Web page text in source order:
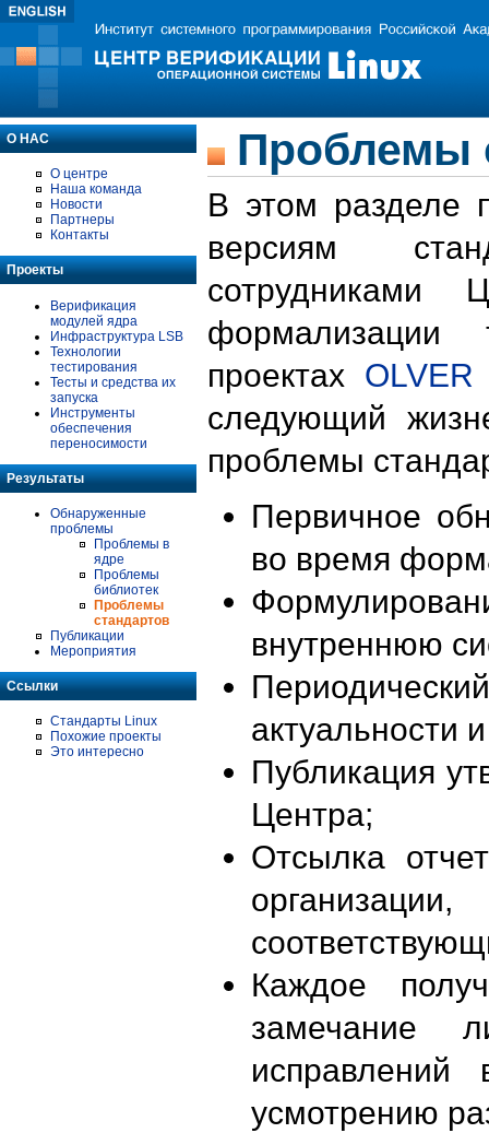
О НАС
О центре
Наша команда
Новости
Партнеры
Контакты
Проекты
Верификация
модулей ядра
Инфраструктура LSB
Технологии
тестирования
Тесты и средства их
запуска
Инструменты
обеспечения
переносимости
Результаты
Обнаруженные
проблемы
Проблемы в
ядре
Проблемы
библиотек
Проблемы
стандартов
Публикации
Мероприятия
Ссылки
Стандарты Linux
Похожие проекты
Это интересно
Проблемы
В этом разделе
версиям
формализации
проектах OLVER
следующий
проблемы
Первичное
во время
внутреннюю
актуальности
Публикация
Центра;
Отсылка
Каждое
замечание
исправлений
усмотрению